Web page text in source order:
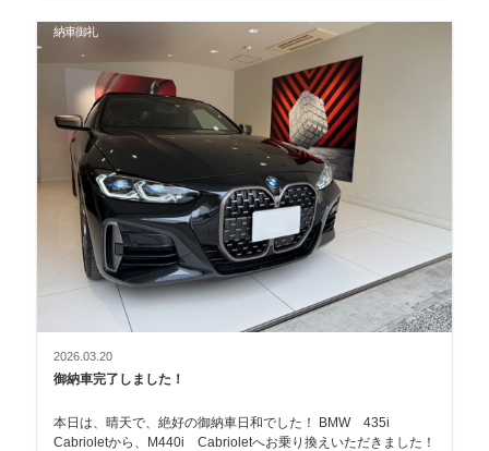
納車御礼
2026.03.20
御納車完了しました！
本日は、晴天で、絶好の御納車日和でした！ BMW 435i
Cabrioletから、M440i Cabrioletへお乗り換えいただきました！